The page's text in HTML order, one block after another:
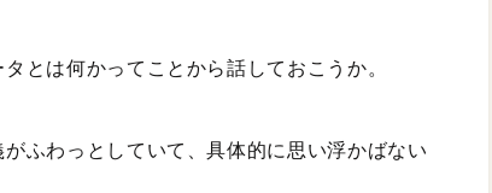
とは何かってことから話しておこうか。
ふわっとしていて、具体的に思い浮かばない